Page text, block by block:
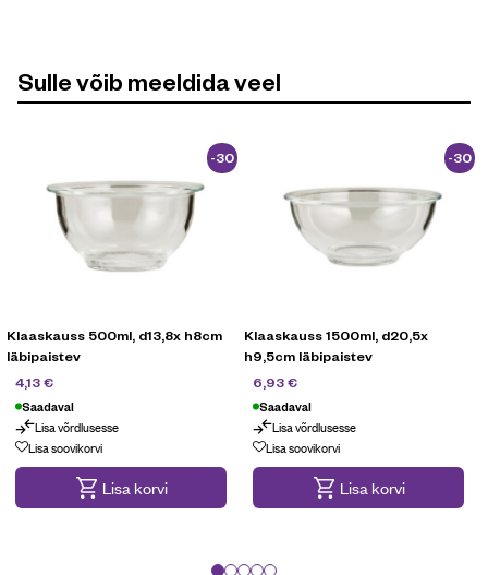
Sulle võib meeldida veel
-30
%
Klaaskauss 500ml, d13,8x h8cm
läbipaistev
4,13€
Saadaval
Lisa võrdlusesse
Lisa soovikorvi
Lisa korvi
-30
%
Klaaskauss 1500ml, d20,5x
h9,5cm läbipaistev
6,93€
Saadaval
Lisa võrdlusesse
Lisa soovikorvi
Lisa korvi